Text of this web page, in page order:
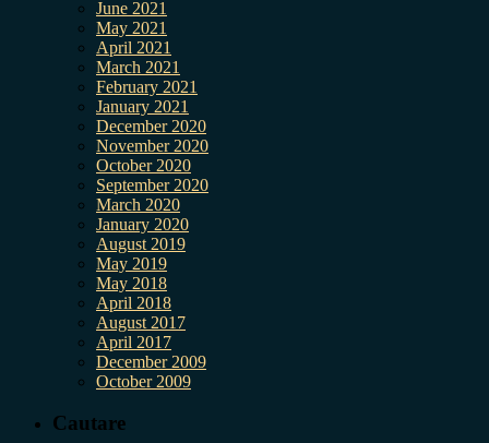
June 2021
May 2021
April 2021
March 2021
February 2021
January 2021
December 2020
November 2020
October 2020
September 2020
March 2020
January 2020
August 2019
May 2019
May 2018
April 2018
August 2017
April 2017
December 2009
October 2009
Cautare